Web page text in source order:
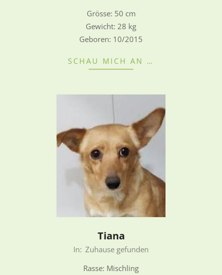
Grösse: 50 cm
Gewicht: 28 kg
Geboren: 10/2015
SCHAU MICH AN …
Tiana
In: Zuhause gefunden
Rasse: Mischling